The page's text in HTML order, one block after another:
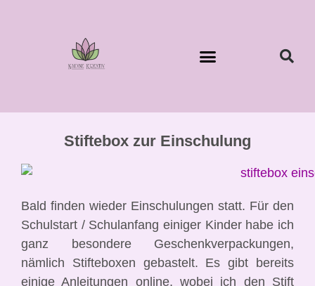
Stiftebox zur Einschulung
Bald finden wieder Einschulungen statt. Für den
Schulstart / Schulanfang einiger Kinder habe ich
ganz besondere Geschenkverpackungen,
nämlich Stifteboxen gebastelt. Es gibt bereits
einige Anleitungen online, wobei ich den Stift